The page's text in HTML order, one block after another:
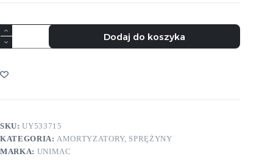
ilość
Amortyzator
UniMac
UY
140N
Dodaj do koszyka
SKU:UY533715
KATEGORIA:AMORTYZATORY, SPRĘŻYNY
MARKA: UNIMAC